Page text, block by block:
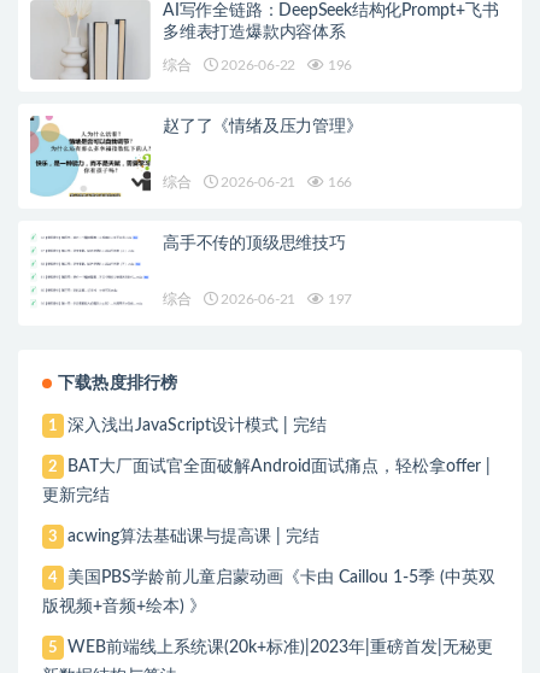
AI写作全链路：DeepSeek结构化Prompt+飞书
多维表打造爆款内容体系
综合 2026-06-22 196
赵了了《情绪及压力管理》
综合 2026-06-21 166
高手不传的顶级思维技巧
综合 2026-06-21 197
下载热度排行榜
1 深入浅出JavaScript设计模式 | 完结
2
BAT大厂面试官全面破解Android面试痛点，轻松拿offer |
更新完结
3 acwing算法基础课与提高课 | 完结
4
美国PBS学龄前儿童启蒙动画《卡由 Caillou 1-5季 (中英双
版视频+音频+绘本) 》
5
WEB前端线上系统课(20k+标准)|2023年|重磅首发|无秘更